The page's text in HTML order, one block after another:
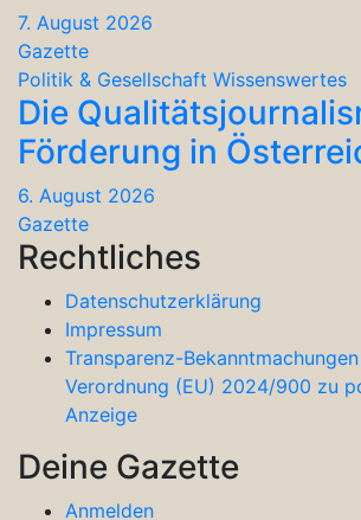
7. August 2026
Gazette
Politik & Gesellschaft Wissenswertes
Die
Förderung in
6. August 2026
Gazette
Rechtliches
Datenschutzerklärung
Impressum
Transparenz-
Verordnung (EU) 2024/900 zu
Anzeige
Deine Gazette
Anmelden